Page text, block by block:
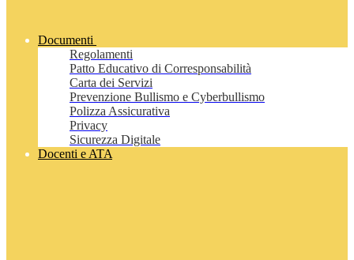
Documenti
Regolamenti
Patto Educativo di Corresponsabilità
Carta dei Servizi
Prevenzione Bullismo e Cyberbullismo
Polizza Assicurativa
Privacy
Sicurezza Digitale
Docenti e ATA